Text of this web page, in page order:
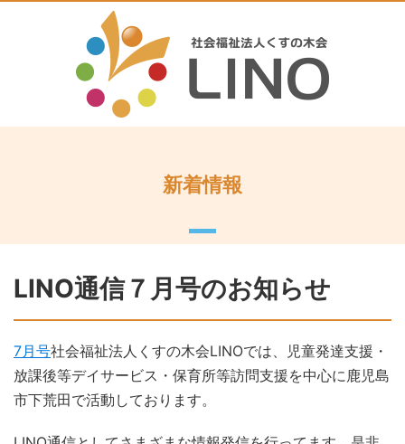
新着情報
LINO通信７月号のお知らせ
7月号社会福祉法人くすの木会LINOでは、児童発達支援・
放課後等デイサービス・保育所等訪問支援を中心に鹿児島
市下荒田で活動しております。